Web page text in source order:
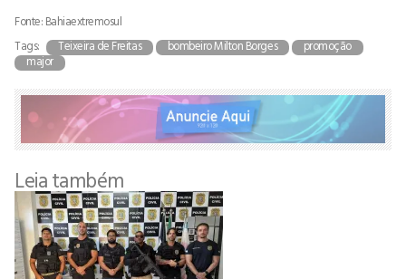
Fonte: Bahiaextremosul
Tags:
Teixeira de Freitas bombeiro Milton Borges
promoção
major
Leia também